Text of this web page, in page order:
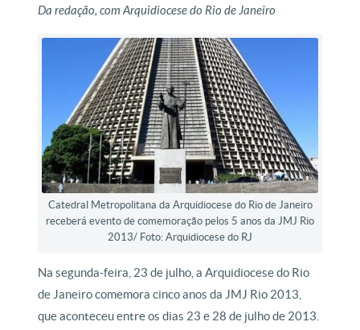
Da redação, com Arquidiocese do Rio de Janeiro
Catedral Metropolitana da Arquidiocese do Rio de Janeiro
receberá evento de comemoração pelos 5 anos da JMJ Rio
2013/ Foto: Arquidiocese do RJ
Na segunda-feira, 23 de julho, a Arquidiocese do Rio
de Janeiro comemora cinco anos da JMJ Rio 2013,
que aconteceu entre os dias 23 e 28 de julho de 2013.